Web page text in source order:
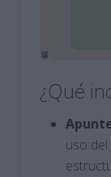
¿Qué
uso del